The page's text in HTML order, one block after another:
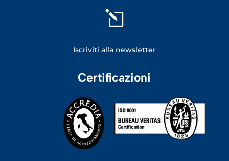
l
Iscriviti alla newsletter
Certificazioni